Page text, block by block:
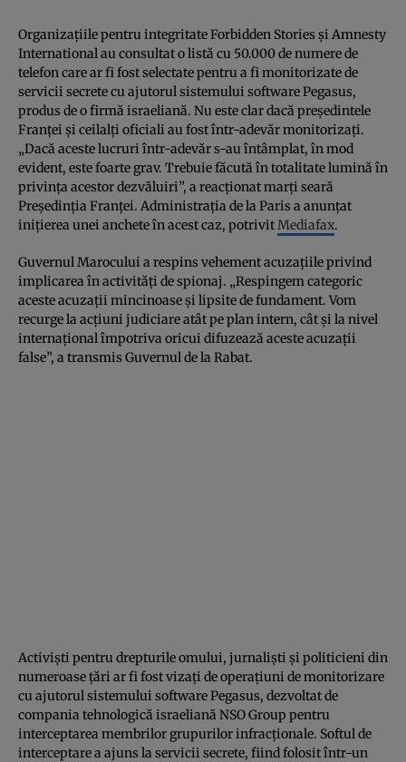
Organizaţiile pentru integritate Forbidden Stories şi Amnesty
International au consultat o listă cu 50.000 de numere de
telefon care ar fi fost selectate pentru a fi monitorizate de
servicii secrete cu ajutorul sistemului software Pegasus,
produs de o firmă israeliană. Nu este clar dacă preşedintele
Franţei şi ceilalţi oficiali au fost într-adevăr monitorizaţi.
„Dacă aceste lucruri într-adevăr s-au întâmplat, în mod
evident, este foarte grav. Trebuie făcută în totalitate lumină în
privinţa acestor dezvăluiri”, a reacţionat marţi seară
Preşedinţia Franţei. Administraţia de la Paris a anunţat
iniţierea unei anchete în acest caz, potrivitMediafax.
Guvernul Marocului a respins vehement acuzaţiile privind
implicarea în activităţi de spionaj. „Respingem categoric
aceste acuzaţii mincinoase şi lipsite de fundament. Vom
recurge la acţiuni judiciare atât pe plan intern, cât şi la nivel
internaţional împotriva oricui difuzează aceste acuzaţii
false”, a transmis Guvernul de la Rabat.
Activişti pentru drepturile omului, jurnalişti şi politicieni din
numeroase ţări ar fi fost vizaţi de operaţiuni de monitorizare
cu ajutorul sistemului software Pegasus, dezvoltat de
compania tehnologică israeliană NSO Group pentru
interceptarea membrilor grupurilor infracţionale. Softul de
interceptare a ajuns la servicii secrete, fiind folosit într-un